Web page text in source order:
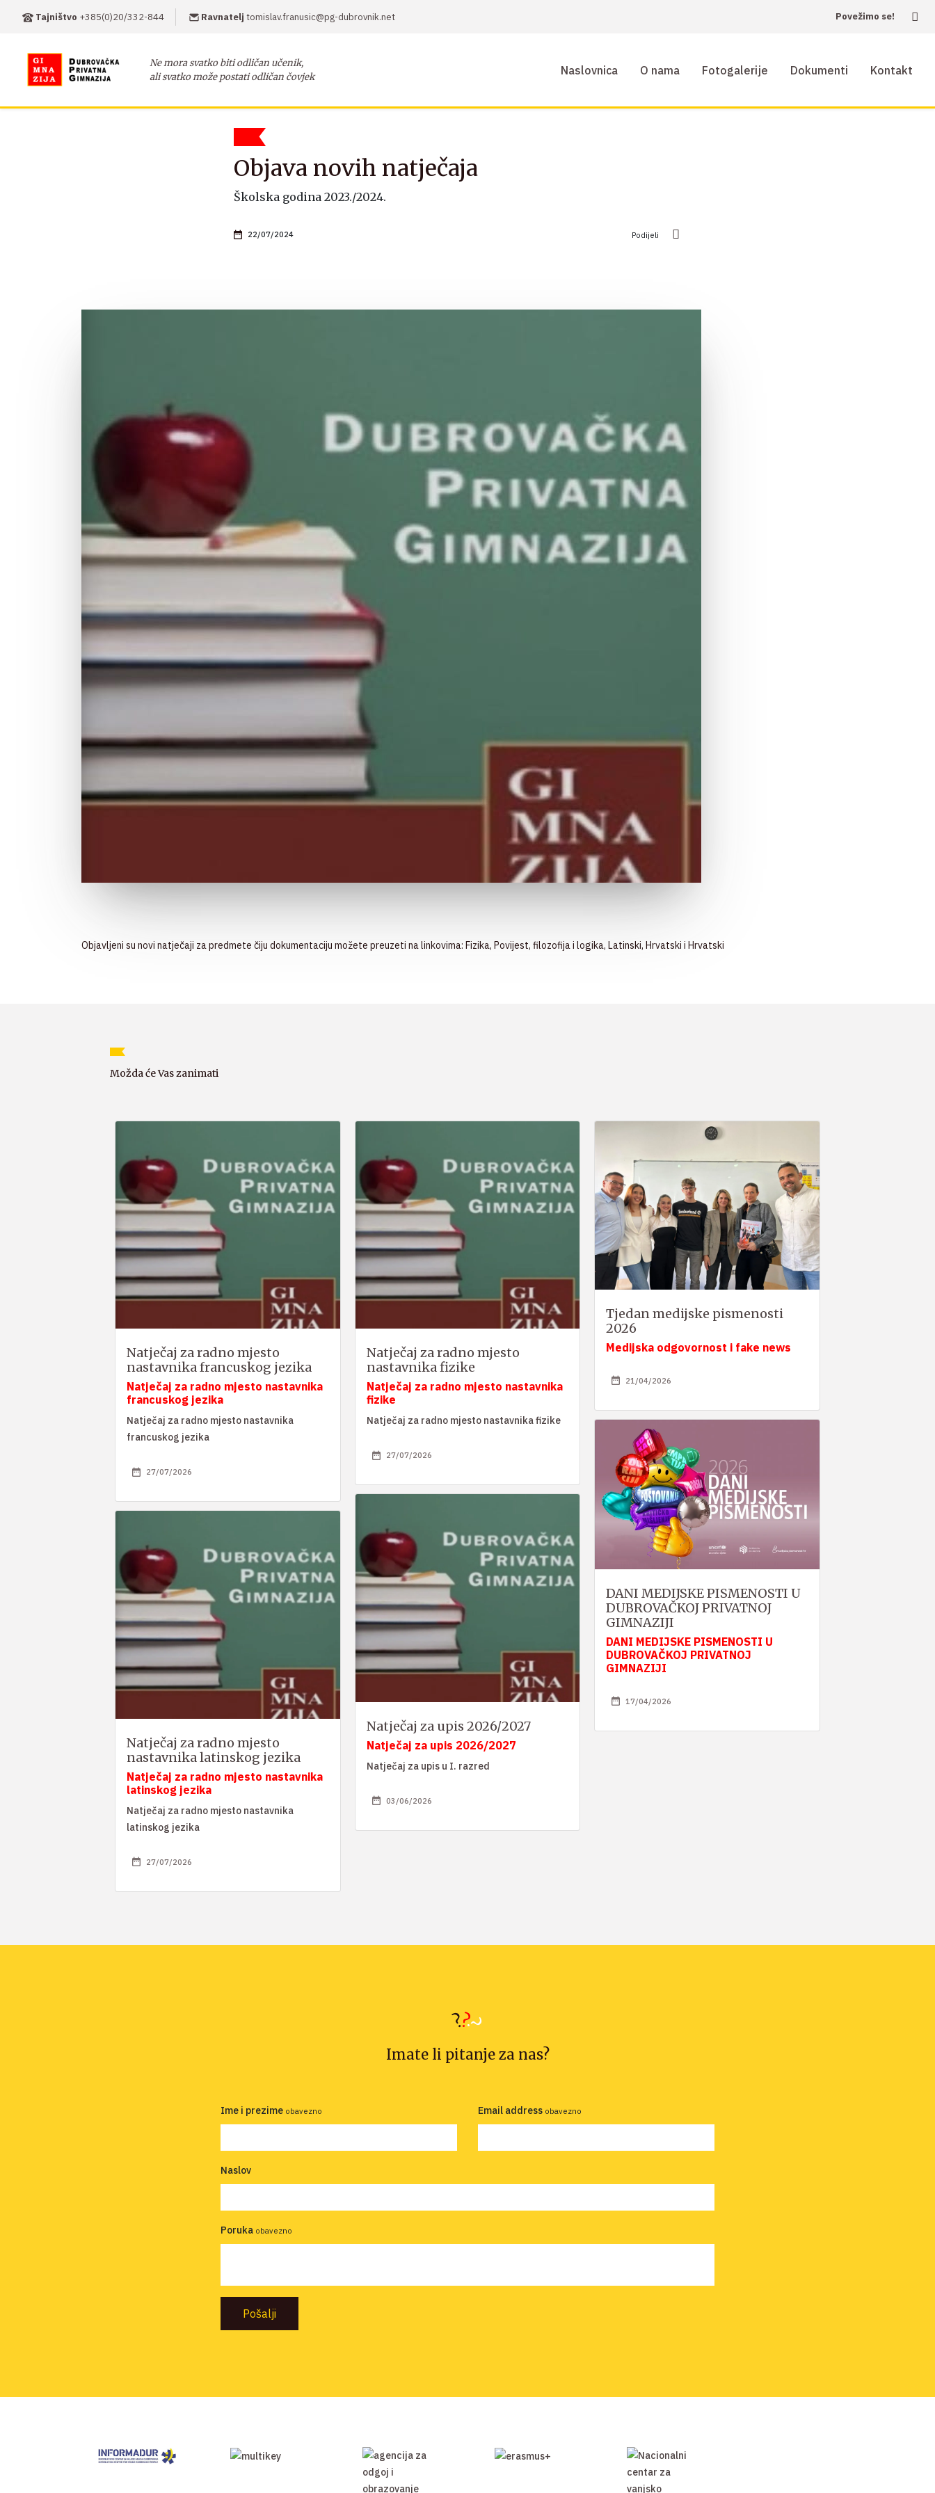
Tajništvo +385(0)20/332-844 Ravnatelj tomislav.franusic@pg-dubrovnik.net Povežimo se!
Ne mora svatko biti odličan učenik,
ali svatko može postati odličan čovjek
Naslovnica O nama Fotogalerije Dokumenti Kontakt
Objava novih natječaja
Školska godina 2023./2024.
22/07/2024 Podijeli
Objavljeni su novi natječaji za predmete čiju dokumentaciju možete preuzeti na linkovima: Fizika, Povijest, filozofija i logika, Latinski, Hrvatski i Hrvatski
Možda će Vas zanimati
Natječaj za radno mjesto
nastavnika francuskog jezika
Natječaj za radno mjesto nastavnika
francuskog jezika
Natječaj za radno mjesto nastavnika
francuskog jezika
27/07/2026
Natječaj za radno mjesto
nastavnika latinskog jezika
Natječaj za radno mjesto nastavnika
latinskog jezika
Natječaj za radno mjesto nastavnika
latinskog jezika
27/07/2026
Natječaj za radno mjesto
nastavnika fizike
Natječaj za radno mjesto nastavnika
fizike
Natječaj za radno mjesto nastavnika fizike
27/07/2026
Natječaj za upis 2026/2027
Natječaj za upis 2026/2027
Natječaj za upis u I. razred
03/06/2026
Tjedan medijske pismenosti
2026
Medijska odgovornost i fake news
21/04/2026
DANI MEDIJSKE PISMENOSTI U
DUBROVAČKOJ PRIVATNOJ
GIMNAZIJI
DANI MEDIJSKE PISMENOSTI U
DUBROVAČKOJ PRIVATNOJ
GIMNAZIJI
17/04/2026
Imate li pitanje za nas?
Ime i prezime obavezno Email address obavezno
Naslov
Poruka obavezno
Pošalji